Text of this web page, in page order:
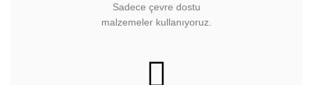
Sadece çevre dostu
malzemeler kullanıyoruz.